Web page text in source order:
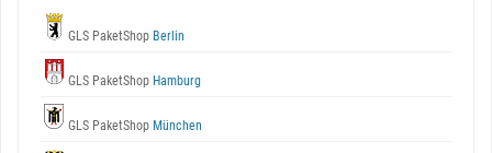
GLS PaketShop Berlin
GLS PaketShop Hamburg
GLS PaketShop München